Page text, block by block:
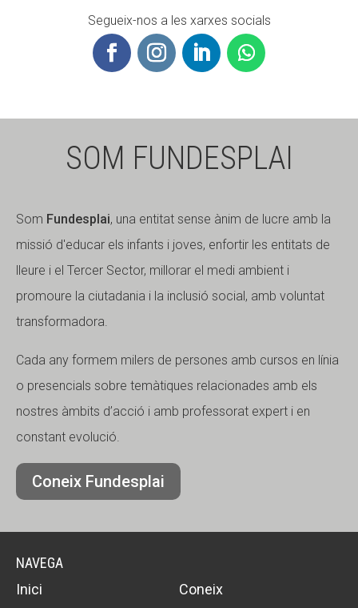
Segueix-nos a les xarxes socials
SOM FUNDESPLAI
Som Fundesplai, una entitat sense ànim de lucre amb la
missió d'educar els infants i joves, enfortir les entitats de
lleure i el Tercer Sector, millorar el medi ambient i
promoure la ciutadania i la inclusió social, amb voluntat
transformadora.
Cada any formem milers de persones amb cursos en línia
o presencials sobre temàtiques relacionades amb els
nostres àmbits d’acció i amb professorat expert i en
constant evolució.
Coneix Fundesplai
NAVEGA
Inici
Coneix